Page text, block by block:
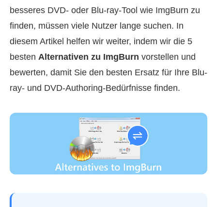
besseres DVD- oder Blu-ray-Tool wie ImgBurn zu
finden, müssen viele Nutzer lange suchen. In
diesem Artikel helfen wir weiter, indem wir die 5
besten Alternativen zu ImgBurn vorstellen und
bewerten, damit Sie den besten Ersatz für Ihre Blu-
ray- und DVD-Authoring-Bedürfnisse finden.